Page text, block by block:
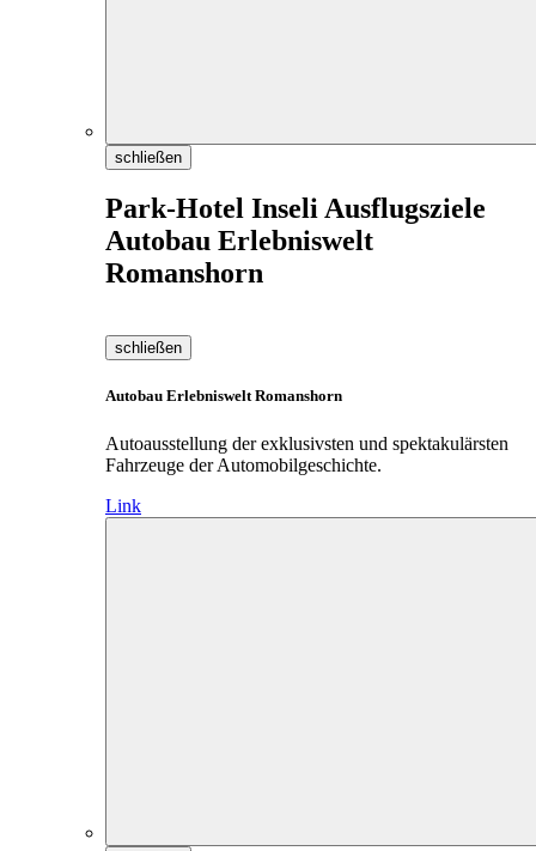
schließen
Park-Hotel Inseli Ausflugsziele
Autobau Erlebniswelt
Romanshorn
schließen
Autobau Erlebniswelt Romanshorn
Autoausstellung der exklusivsten und spektakulärsten
Fahrzeuge der Automobilgeschichte.
Link